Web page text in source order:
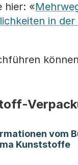
hier: «
in der
vom
Kunststoffe